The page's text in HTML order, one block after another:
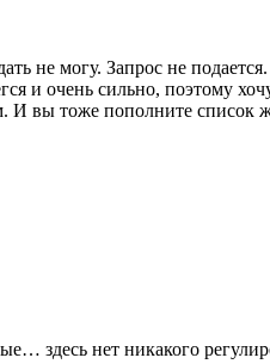
не могу. Запрос не подается.
и очень сильно, поэтому
И вы тоже пополните список
здесь нет никакого